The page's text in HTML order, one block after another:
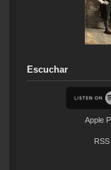
Escuchar
Apple